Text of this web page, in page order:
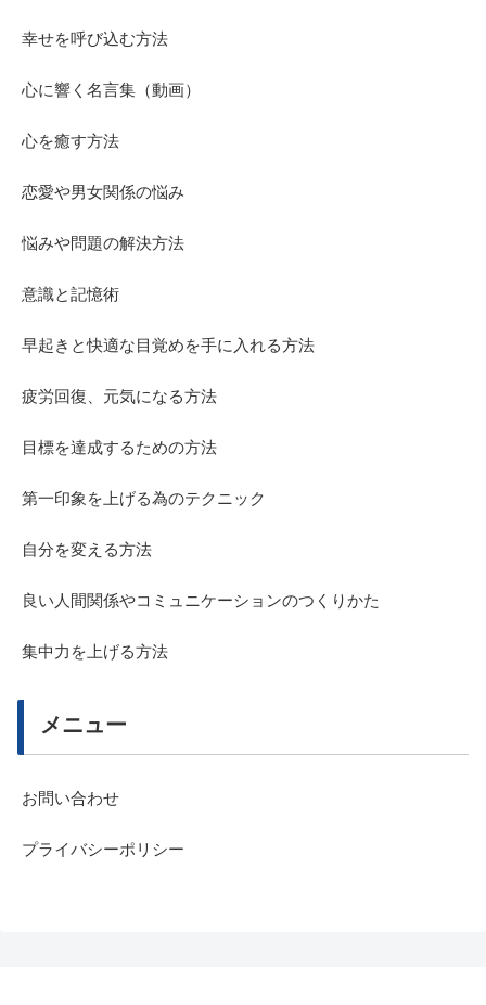
幸せを呼び込む方法
心に響く名言集（動画）
心を癒す方法
恋愛や男女関係の悩み
悩みや問題の解決方法
意識と記憶術
早起きと快適な目覚めを手に入れる方法
疲労回復、元気になる方法
目標を達成するための方法
第一印象を上げる為のテクニック
自分を変える方法
良い人間関係やコミュニケーションのつくりかた
集中力を上げる方法
メニュー
お問い合わせ
プライバシーポリシー